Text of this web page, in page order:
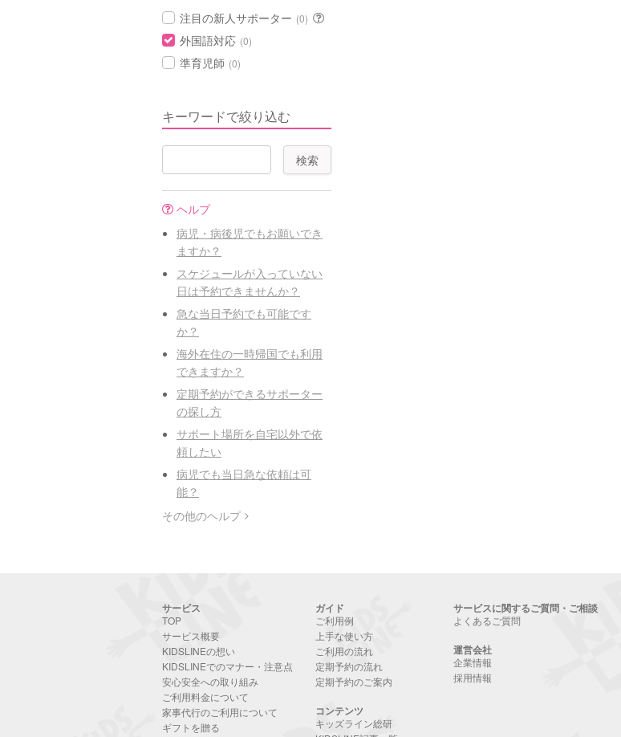
注目の新人サポーター (0)
外国語対応 (0)
準育児師 (0)
キーワードで絞り込む
ヘルプ
病児・病後児でもお願いでき
ますか？
スケジュールが入っていない
日は予約できませんか？
急な当日予約でも可能です
か？
海外在住の一時帰国でも利用
できますか？
定期予約ができるサポーター
の探し方
サポート場所を自宅以外で依
頼したい
病児でも当日急な依頼は可
能？
その他のヘルプ
サービス
TOP
サービス概要
KIDSLINEの想い
KIDSLINEでのマナー・注意点
安心安全への取り組み
ご利用料金について
家事代行のご利用について
ギフトを贈る
ガイド
ご利用例
上手な使い方
ご利用の流れ
定期予約の流れ
定期予約のご案内
コンテンツ
キッズライン総研
サービスに関するご質問・ご相談
よくあるご質問
運営会社
企業情報
採用情報